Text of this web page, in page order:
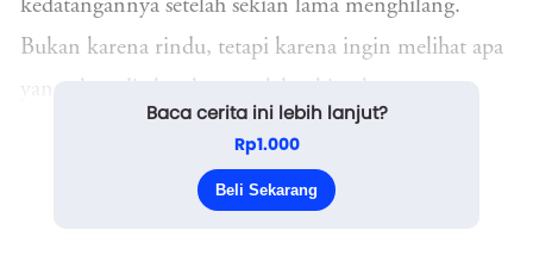
kedatangannya setelah sekian lama menghilang.
Bukan karena rindu, tetapi karena ingin melihat apa
menghilang. Setelah membuat Ibu jatuh dalam
kesedihan seperti tertimpa batu berkali-kali tanpa
Baca cerita ini lebih lanjut?
Rp1.000
Beli Sekarang